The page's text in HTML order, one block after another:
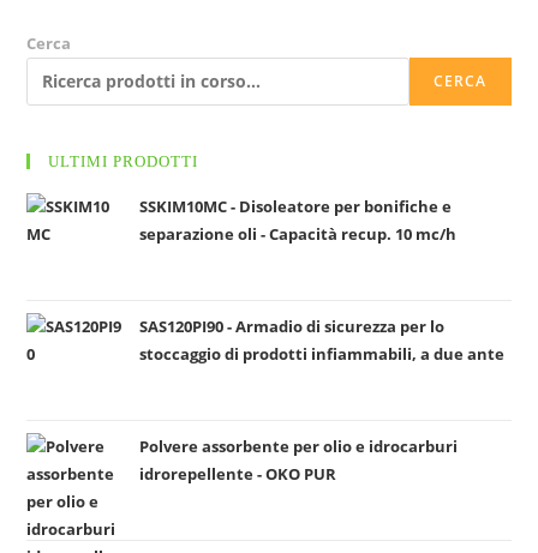
e
z
n
u
n
a
t
o
r
i
Cerca
CERCA
ULTIMI PRODOTTI
SSKIM10MC - Disoleatore per bonifiche e
separazione oli - Capacità recup. 10 mc/h
SAS120PI90 - Armadio di sicurezza per lo
stoccaggio di prodotti infiammabili, a due ante
Polvere assorbente per olio e idrocarburi
idrorepellente - OKO PUR